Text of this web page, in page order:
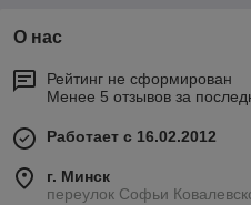
О нас
Рейтинг не сформирован
Менее 5 отзывов за
Работает с 16.02.2012
г. Минск
переулок Софьи